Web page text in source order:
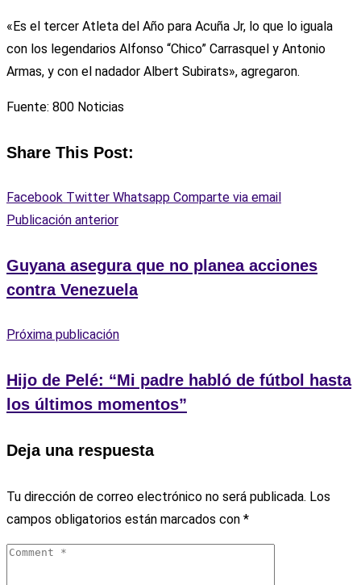
«Es el tercer Atleta del Año para Acuña Jr, lo que lo iguala
con los legendarios Alfonso “Chico” Carrasquel y Antonio
Armas, y con el nadador Albert Subirats», agregaron.
Fuente: 800 Noticias
Share This Post:
Facebook Twitter Whatsapp Comparte via email
Publicación anterior
Guyana asegura que no planea acciones
contra Venezuela
Próxima publicación
Hijo de Pelé: “Mi padre habló de fútbol hasta
los últimos momentos”
Deja una respuesta
Tu dirección de correo electrónico no será publicada. Los
campos obligatorios están marcados con *